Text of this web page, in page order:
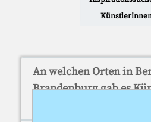
An welchen Orten in
Brandenburg gab es